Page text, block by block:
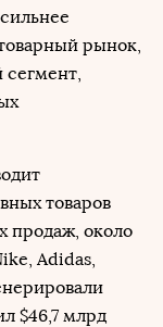
рынок,
сегмент,
товаров
продаж, около
Adidas,
$46,7 млрд